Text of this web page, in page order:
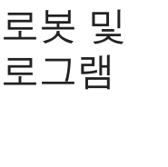
봇 및
그램